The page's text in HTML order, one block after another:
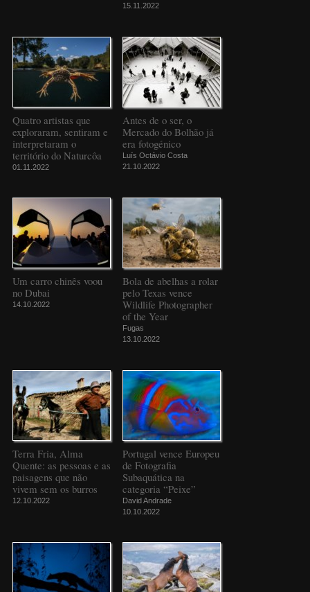
15.11.2022
Quatro artistas que
exploraram, sentiram e
interpretaram o
território do Naturcôa
01.11.2022
Antes de o ser, o
Mercado do Bolhão já
era fotogénico
Luís Octávio Costa
21.10.2022
Um carro chinês voou
no Dubai
14.10.2022
Bola de abelhas a rolar
pelo Texas vence
Wildlife Photographer
of the Year
Fugas
13.10.2022
Terra Fria, Alma
Quente: as pessoas e as
paisagens que não
vivem sem os burros
12.10.2022
Portugal vence Europeu
de Fotografia
Subaquática na
categoria “Peixe”
David Andrade
10.10.2022